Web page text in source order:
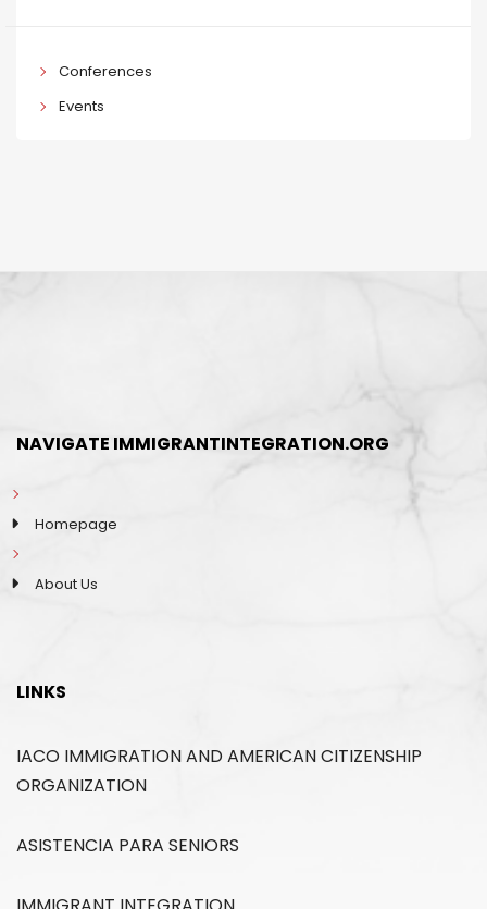
Conferences
Events
NAVIGATE IMMIGRANTINTEGRATION.ORG
Homepage
About Us
LINKS
IACO IMMIGRATION AND AMERICAN CITIZENSHIP
ORGANIZATION
ASISTENCIA PARA SENIORS